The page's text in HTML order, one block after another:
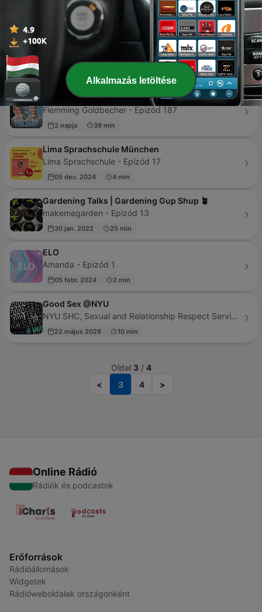
Cégep Édouard-Montpetit - Epizód 7
09 febr. 2021
Learn Spanish | SpanishPod101.com
SpanishPod101.com - Epizód 69
23 órája
Deutsches Geplapper - Echtes Deutsch lernen
Flemming Goldbecher - Epizód 187
2 napja 39 min
Lima Sprachschule München
Lima Sprachschule - Epizód 17
05 dec. 2024 4 min
Gardening Talks | Gardening Gup Shup 🪴
makemegarden - Epizód 13
30 jan. 2022 25 min
ELO
Amanda - Epizód 1
05 febr. 2024 2 min
Good Sex @NYU
NYU SHC, Sexual and Relationship Respect Services, and Student Wellbeing - Epizód 118
22 május 2026 10 min
Oldal 3/ 4
<
3 4 >
Online Rádió
Rádiók és podcastok
Erőforrások
Rádióállomások
Widgetek
Rádióweboldalak országonként
Alkalmazás letöltése